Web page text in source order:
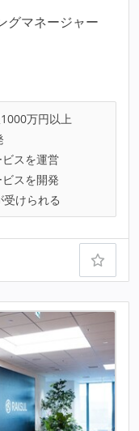
グマネージャー
万円以上
スを運営
スを開発
けられる